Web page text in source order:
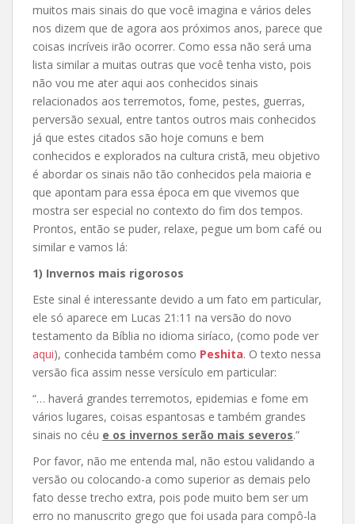
muitos mais sinais do que você imagina e vários deles
nos dizem que de agora aos próximos anos, parece que
coisas incríveis irão ocorrer. Como essa não será uma
lista similar a muitas outras que você tenha visto, pois
não vou me ater aqui aos conhecidos sinais
relacionados aos terremotos, fome, pestes, guerras,
perversão sexual, entre tantos outros mais conhecidos
já que estes citados são hoje comuns e bem
conhecidos e explorados na cultura cristã, meu objetivo
é abordar os sinais não tão conhecidos pela maioria e
que apontam para essa época em que vivemos que
mostra ser especial no contexto do fim dos tempos.
Prontos, então se puder, relaxe, pegue um bom café ou
similar e vamos lá:
1) Invernos mais rigorosos
Este sinal é interessante devido a um fato em particular,
ele só aparece em Lucas 21:11 na versão do novo
testamento da Bíblia no idioma siríaco, (como pode ver
aqui), conhecida também como Peshita. O texto nessa
versão fica assim nesse versículo em particular:
“… haverá grandes terremotos, epidemias e fome em
vários lugares, coisas espantosas e também grandes
sinais no céu e os invernos serão mais severos.”
Por favor, não me entenda mal, não estou validando a
versão ou colocando-a como superior as demais pelo
fato desse trecho extra, pois pode muito bem ser um
erro no manuscrito grego que foi usada para compô-la